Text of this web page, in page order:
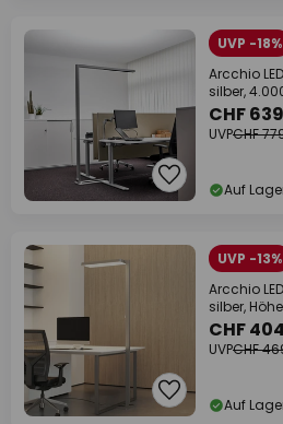
UVP -18%
Arcchio
silber,
CHF
UVPCHF
Auf
UVP -13%
Arcchio
silber,
CHF
UVPCHF
Auf